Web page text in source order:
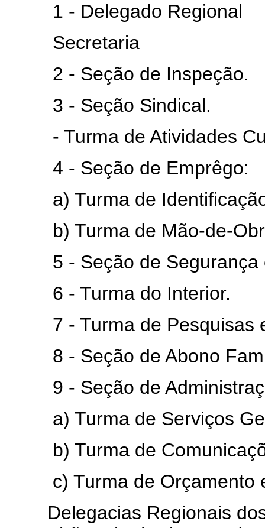
1 - Delegado Regional
Secretaria
2 - Seção de Inspeção.
3 - Seção Sindical.
- Turma de Atividades
4 - Seção de Emprêgo:
a) Turma de
b) Turma de Mão-de-Obra
5 - Seção de Segurança
6 - Turma do Interior.
7 - Turma de Pesquisas e
8 - Seção de Abono
9 - Seção de
a) Turma de Serviços
b) Turma de
c) Turma de Orçamento e
Delegacias Regionais dos